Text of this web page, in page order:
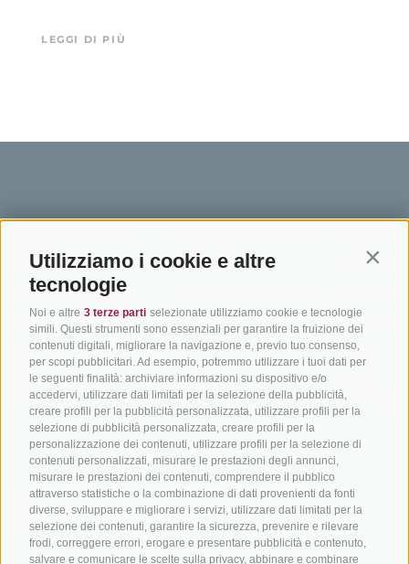
Utilizziamo i cookie e altre
tecnologie
Noi e altre 3 terze parti selezionate utilizziamo cookie e tecnologie
simili. Questi strumenti sono essenziali per garantire la fruizione dei
contenuti digitali, migliorare la navigazione e, previo tuo consenso,
per scopi pubblicitari. Ad esempio, potremmo utilizzare i tuoi dati per
le seguenti finalità: archiviare informazioni su dispositivo e/o
accedervi, utilizzare dati limitati per la selezione della pubblicità,
creare profili per la pubblicità personalizzata, utilizzare profili per la
selezione di pubblicità personalizzata, creare profili per la
personalizzazione dei contenuti, utilizzare profili per la selezione di
contenuti personalizzati, misurare le prestazioni degli annunci,
misurare le prestazioni dei contenuti, comprendere il pubblico
attraverso statistiche o la combinazione di dati provenienti da fonti
diverse, sviluppare e migliorare i servizi, utilizzare dati limitati per la
selezione dei contenuti, garantire la sicurezza, prevenire e rilevare
frodi, correggere errori, erogare e presentare pubblicità e contenuto,
salvare e comunicare le scelte sulla privacy, abbinare e combinare
LEGGI DI PIÙ
SÜDTIROL
Hotel & pacchetti
Pacchetti vacanze
Buoni vacanza
Hot Deals
Bike & Work
ADIGE
Adige
In bici da corsa in Alto
Adige
Ciclabili in Alto Adige
Scuole bike
Tutti i tour
Come
Meteo
Catalogo